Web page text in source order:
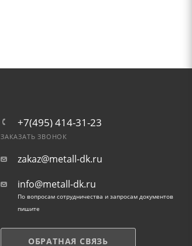
+7(495) 414-31-23
ЗАКАЗАТЬ ЗВОНОК
zakaz@metall-dk.ru
info@metall-dk.ru
По вопросам сотрудничества и запросам документов
пишите
ОБРАТНАЯ СВЯЗЬ